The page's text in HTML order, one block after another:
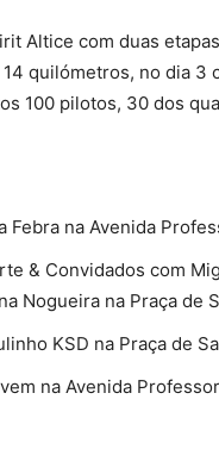
Altice com duas
quilómetros, no dia 3
100 pilotos, 30 dos
Febra na Avenida
& Convidados com
Nogueira na Praça de
KSD na Praça de
na Avenida